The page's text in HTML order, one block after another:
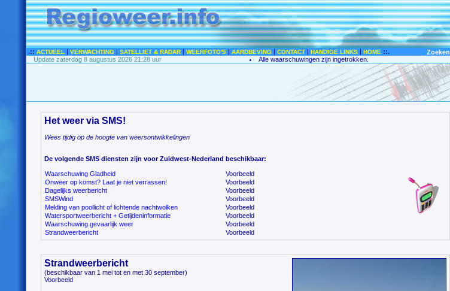
.:: ACTUEEL | VERWACHTING | SATELLIET & RADAR | WEERFOTO'S | AARDBEVING | CONTACT | HANDIGE LINKS | HOME ::.
Zoeken
Update zaterdag 8 augustus 2026 21:28 uur
Alle waarschuwingen zijn ingetrokken.
Het weer via SMS!
Wees tijdig op de hoogte van weersontwikkelingen
De volgende SMS diensten zijn voor Zuidwest-Nederland beschikbaar:
Waarschuwing Gladheid
Voorbeeld
Onweer op komst? Laat je niet verrassen!
Voorbeeld
Dagelijks weerbericht
Voorbeeld
SMSWind
Voorbeeld
Melding van poollicht of lichtende nachtwolken
Voorbeeld
Watersportweerbericht + Getijdeninformatie
Voorbeeld
Waarschuwing gevaarlijk weer
Voorbeeld
Strandweerbericht
Voorbeeld
Strandweerbericht
(beschikbaar van 1 mei tot en met 30 september)
Voorbeeld